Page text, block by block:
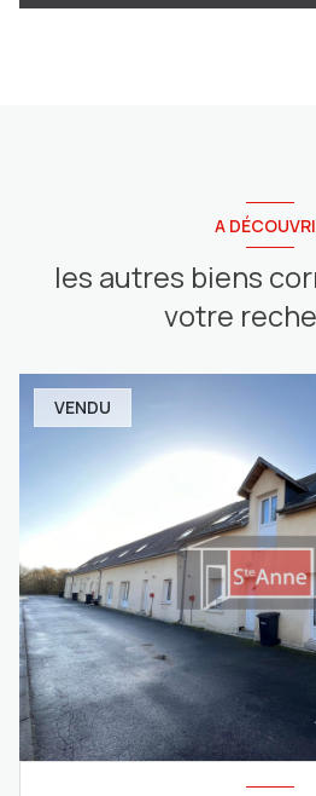
A
les autres biens
votre
VENDU